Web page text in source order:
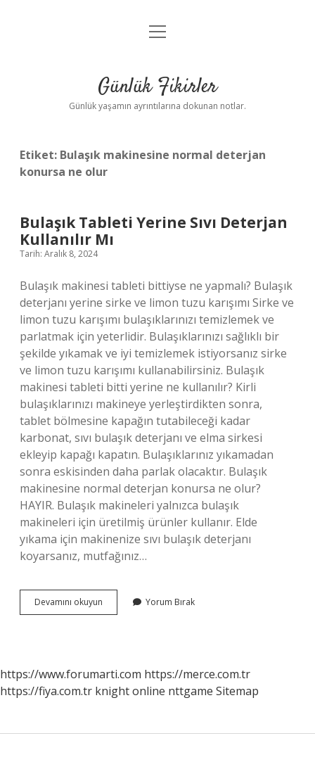
Anasayfa
Yasal Uyarı
menüyü
Günlük Fikirler
Günlük yaşamın ayrıntılarına dokunan notlar.
Etiket: Bulaşık makinesine normal deterjan
konursa ne olur
Bulaşık Tableti Yerine Sıvı Deterjan
Kullanılır Mı
Tarih: Aralık 8, 2024
Bulaşık makinesi tableti bittiyse ne yapmalı? Bulaşık
deterjanı yerine sirke ve limon tuzu karışımı Sirke ve
limon tuzu karışımı bulaşıklarınızı temizlemek ve
parlatmak için yeterlidir. Bulaşıklarınızı sağlıklı bir
şekilde yıkamak ve iyi temizlemek istiyorsanız sirke
ve limon tuzu karışımı kullanabilirsiniz. Bulaşık
makinesi tableti bitti yerine ne kullanılır? Kirli
bulaşıklarınızı makineye yerleştirdikten sonra,
tablet bölmesine kapağın tutabileceği kadar
karbonat, sıvı bulaşık deterjanı ve elma sirkesi
ekleyip kapağı kapatın. Bulaşıklarınız yıkamadan
sonra eskisinden daha parlak olacaktır. Bulaşık
makinesine normal deterjan konursa ne olur?
HAYIR. Bulaşık makineleri yalnızca bulaşık
makineleri için üretilmiş ürünler kullanır. Elde
yıkama için makinenize sıvı bulaşık deterjanı
koyarsanız, mutfağınız…
Devamını okuyun
Tableti
Mı
Yorum Bırak
https://www.forumarti.com https://merce.com.tr
https://fiya.com.tr knight online nttgame Sitemap